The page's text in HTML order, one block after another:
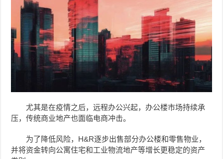
尤其是在疫情之后，远程办公兴起，办公楼市场持续承
压，传统商业地产也面临电商冲击。
为了降低风险，H&R逐步出售部分办公楼和零售物业，
并将资金转向公寓住宅和工业物流地产等增长更稳定的资产